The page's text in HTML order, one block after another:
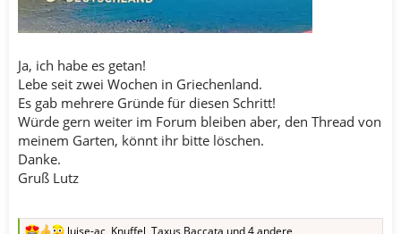
Ja, ich habe es getan!
Lebe seit zwei Wochen in Griechenland.
Es gab mehrere Gründe für diesen Schritt!
Würde gern weiter im Forum bleiben aber, den Thread von
meinem Garten, könnt ihr bitte löschen.
Danke.
Gruß Lutz
luise-ac, Knuffel, Taxus Baccata und 4 andere